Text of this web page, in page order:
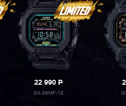
22 990P
GX-56MF-1E